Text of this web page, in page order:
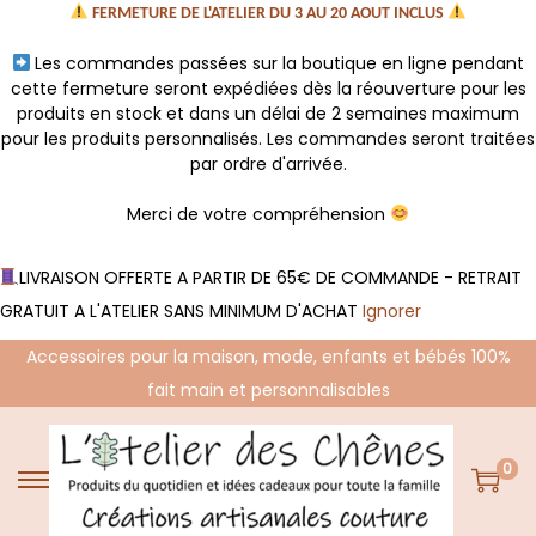
FERMETURE DE L'ATELIER DU 3 AU 20 AOUT INCLUS
Les commandes passées sur la boutique en ligne pendant
cette fermeture seront expédiées dès la réouverture pour les
produits en stock et dans un délai de 2 semaines maximum
pour les produits personnalisés. Les commandes seront traitées
par ordre d'arrivée.
Merci de votre compréhension
LIVRAISON OFFERTE A PARTIR DE 65€ DE COMMANDE - RETRAIT
GRATUIT A L'ATELIER SANS MINIMUM D'ACHAT Ignorer
Accessoires pour la maison, mode, enfants et bébés 100%
fait main et personnalisables
P
a
P
a
0